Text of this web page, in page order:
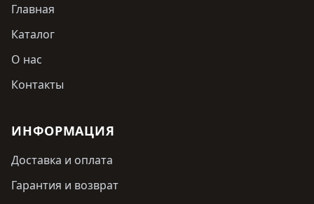
Главная
Каталог
О нас
Контакты
ИНФОРМАЦИЯ
Доставка и оплата
Гарантия и возврат